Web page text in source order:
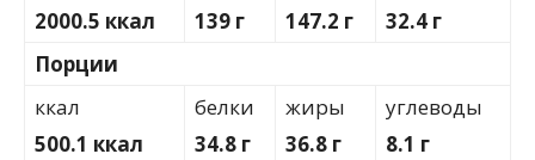
2000.5 ккал
139 г
147.2 г
32.4 г
Порции
ккал
500.1 ккал
белки
34.8 г
жиры
36.8 г
углеводы
8.1 г